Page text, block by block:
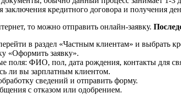
кредитного договора и получения
то можно отправить онлайн-заявку.
в раздел «Частным клиентам» и выбрать
«Оформить заявку».
поля: ФИО, пол, дата рождения, контакты для
ли вы зарплатным клиентом.
сведений и отправить форму.
с отказом или одобрением.